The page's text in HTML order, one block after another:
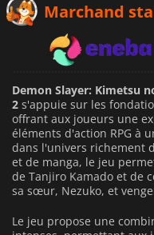
Marchand
Demon Slayer: Kimetsu
2 s'appuie sur les
offrant aux joueurs une
éléments d'action RPG à
dans l'univers richement
et de manga, le jeu
de Tanjiro Kamado et de
sa sœur, Nezuko, et
Le jeu propose une